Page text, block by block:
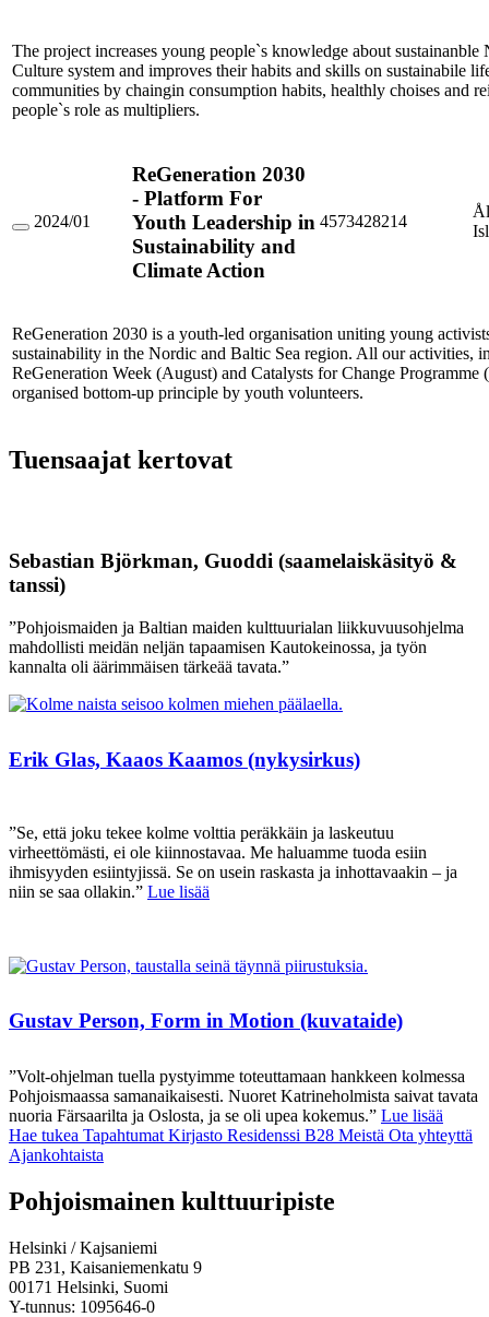
consumption
between
young
people
The project increases young people`s knowledge about sustainanble
Culture system and improves their habits and skills on sustainabile
communities by chaingin consumption habits, healthly choises and
people`s role as multipliers.
ReGeneration
Leadership
in
Sustainability
and
Climate
2024/01
ReGeneration 2030
- Platform For
Youth Leadership in
Sustainability and
Climate Action
4573428214
ReGeneration 2030 is a youth-led organisation uniting young
sustainability in the Nordic and Baltic Sea region. All our activities,
ReGeneration Week (August) and Catalysts for Change Programme
organised bottom-up principle by youth volunteers.
Tuensaajat kertovat
Sebastian Björkman, Guoddi (saamelaiskäsityö &
tanssi)
”Pohjoismaiden ja Baltian maiden kulttuurialan liikkuvuusohjelma
mahdollisti meidän neljän tapaamisen Kautokeinossa, ja työn
kannalta oli äärimmäisen tärkeää tavata.”
Erik Glas, Kaaos Kaamos (nykysirkus)
”Se, että joku tekee kolme volttia peräkkäin ja laskeutuu
virheettömästi, ei ole kiinnostavaa. Me haluamme tuoda esiin
ihmisyyden esiintyjissä. Se on usein raskasta ja inhottavaakin – ja
niin se saa ollakin.” Lue lisää
Gustav Person, Form in Motion (kuvataide)
”Volt-ohjelman tuella pystyimme toteuttamaan hankkeen kolmessa
Pohjoismaassa samanaikaisesti. Nuoret Katrineholmista saivat tavata
nuoria Färsaarilta ja Oslosta, ja se oli upea kokemus.” Lue lisää
Hae tukea Tapahtumat Kirjasto Residenssi B28 Meistä Ota yhteyttä
Ajankohtaista
Facebook:
Avataan
välilehteen
Instagram:
Avataan
välilehteen
TikTok:
Avataan
välilehteen
Youtube:
Avataan
välilehteen
Vimeo:
Avataan
välilehteen
Pohjoismainen kulttuuripiste
Helsinki / Kajsaniemi
PB 231, Kaisaniemenkatu 9
00171 Helsinki, Suomi
Y-tunnus: 1095646-0